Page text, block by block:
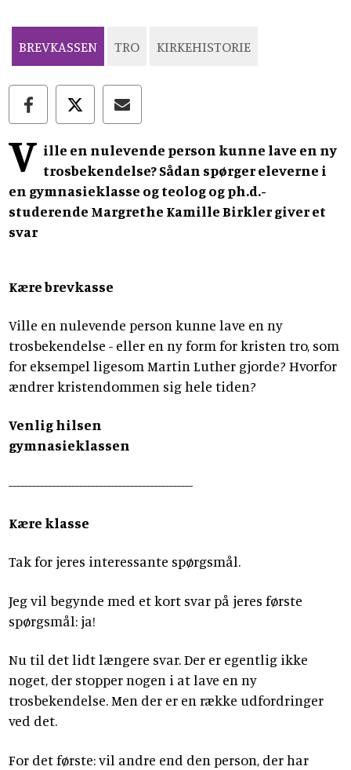
BREVKASSEN TRO KIRKEHISTORIE
V ille en nulevende person kunne lave en ny
trosbekendelse? Sådan spørger eleverne i
en gymnasieklasse og teolog og ph.d.-
studerende Margrethe Kamille Birkler giver et
svar
Kære brevkasse
Ville en nulevende person kunne lave en ny
trosbekendelse - eller en ny form for kristen tro, som
for eksempel ligesom Martin Luther gjorde? Hvorfor
ændrer kristendommen sig hele tiden?
Venlig hilsen
gymnasieklassen
-----------------------------------------------
Kære klasse
Tak for jeres interessante spørgsmål.
Jeg vil begynde med et kort svar på jeres første
spørgsmål: ja!
Nu til det lidt længere svar. Der er egentlig ikke
noget, der stopper nogen i at lave en ny
trosbekendelse. Men der er en række udfordringer
ved det.
For det første: vil andre end den person, der har